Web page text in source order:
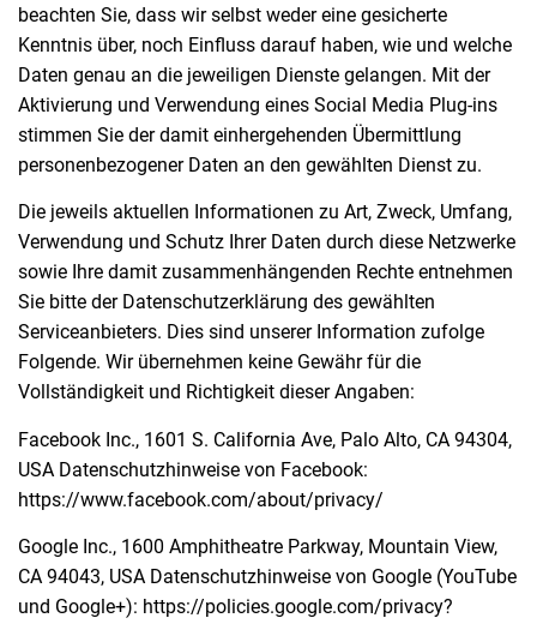
beachten Sie, dass wir selbst weder eine gesicherte
Kenntnis über, noch Einfluss darauf haben, wie und welche
Daten genau an die jeweiligen Dienste gelangen. Mit der
Aktivierung und Verwendung eines Social Media Plug-ins
stimmen Sie der damit einhergehenden Übermittlung
personenbezogener Daten an den gewählten Dienst zu.
Die jeweils aktuellen Informationen zu Art, Zweck, Umfang,
Verwendung und Schutz Ihrer Daten durch diese Netzwerke
sowie Ihre damit zusammenhängenden Rechte entnehmen
Sie bitte der Datenschutzerklärung des gewählten
Serviceanbieters. Dies sind unserer Information zufolge
Folgende. Wir übernehmen keine Gewähr für die
Vollständigkeit und Richtigkeit dieser Angaben:
Facebook Inc., 1601 S. California Ave, Palo Alto, CA 94304,
USA Datenschutzhinweise von Facebook:
https://www.facebook.com/about/privacy/
Google Inc., 1600 Amphitheatre Parkway, Mountain View,
CA 94043, USA Datenschutzhinweise von Google (YouTube
und Google+): https://policies.google.com/privacy?